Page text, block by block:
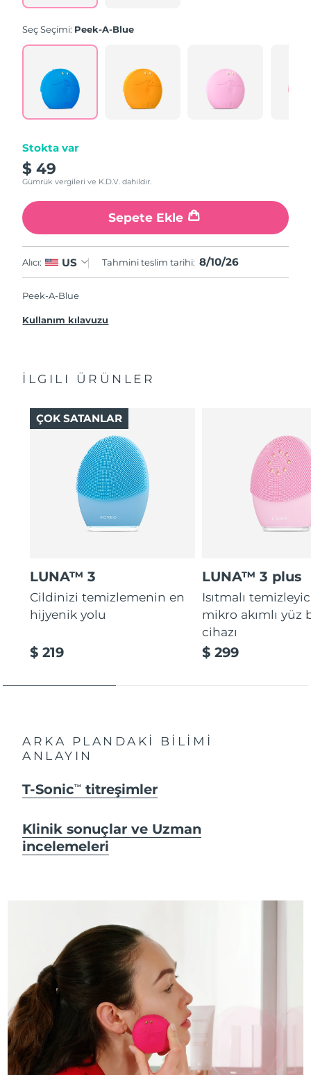
Seç Seçimi: Peek-A-Blue
Stokta var
$ 49
Gümrük vergileri ve K.D.V. dahildir.
Sepete Ekle
Alıcı: US Tahmini teslim tarihi: 8/10/26
Peek-A-Blue
Kullanım kılavuzu
İLGILI ÜRÜNLER
LUNA™ 3
Cildinizi temizlemenin en
hijyenik yolu
$ 219
ÇOK SATANLAR
LUNA™ 3 plus
Isıtmalı
mikro akımlı yüz
cihazı
$ 299
ARKA PLANDAKİ BİLİMİ
ANLAYIN
T-SonicTM titreşimler
Klinik sonuçlar ve Uzman
incelemeleri